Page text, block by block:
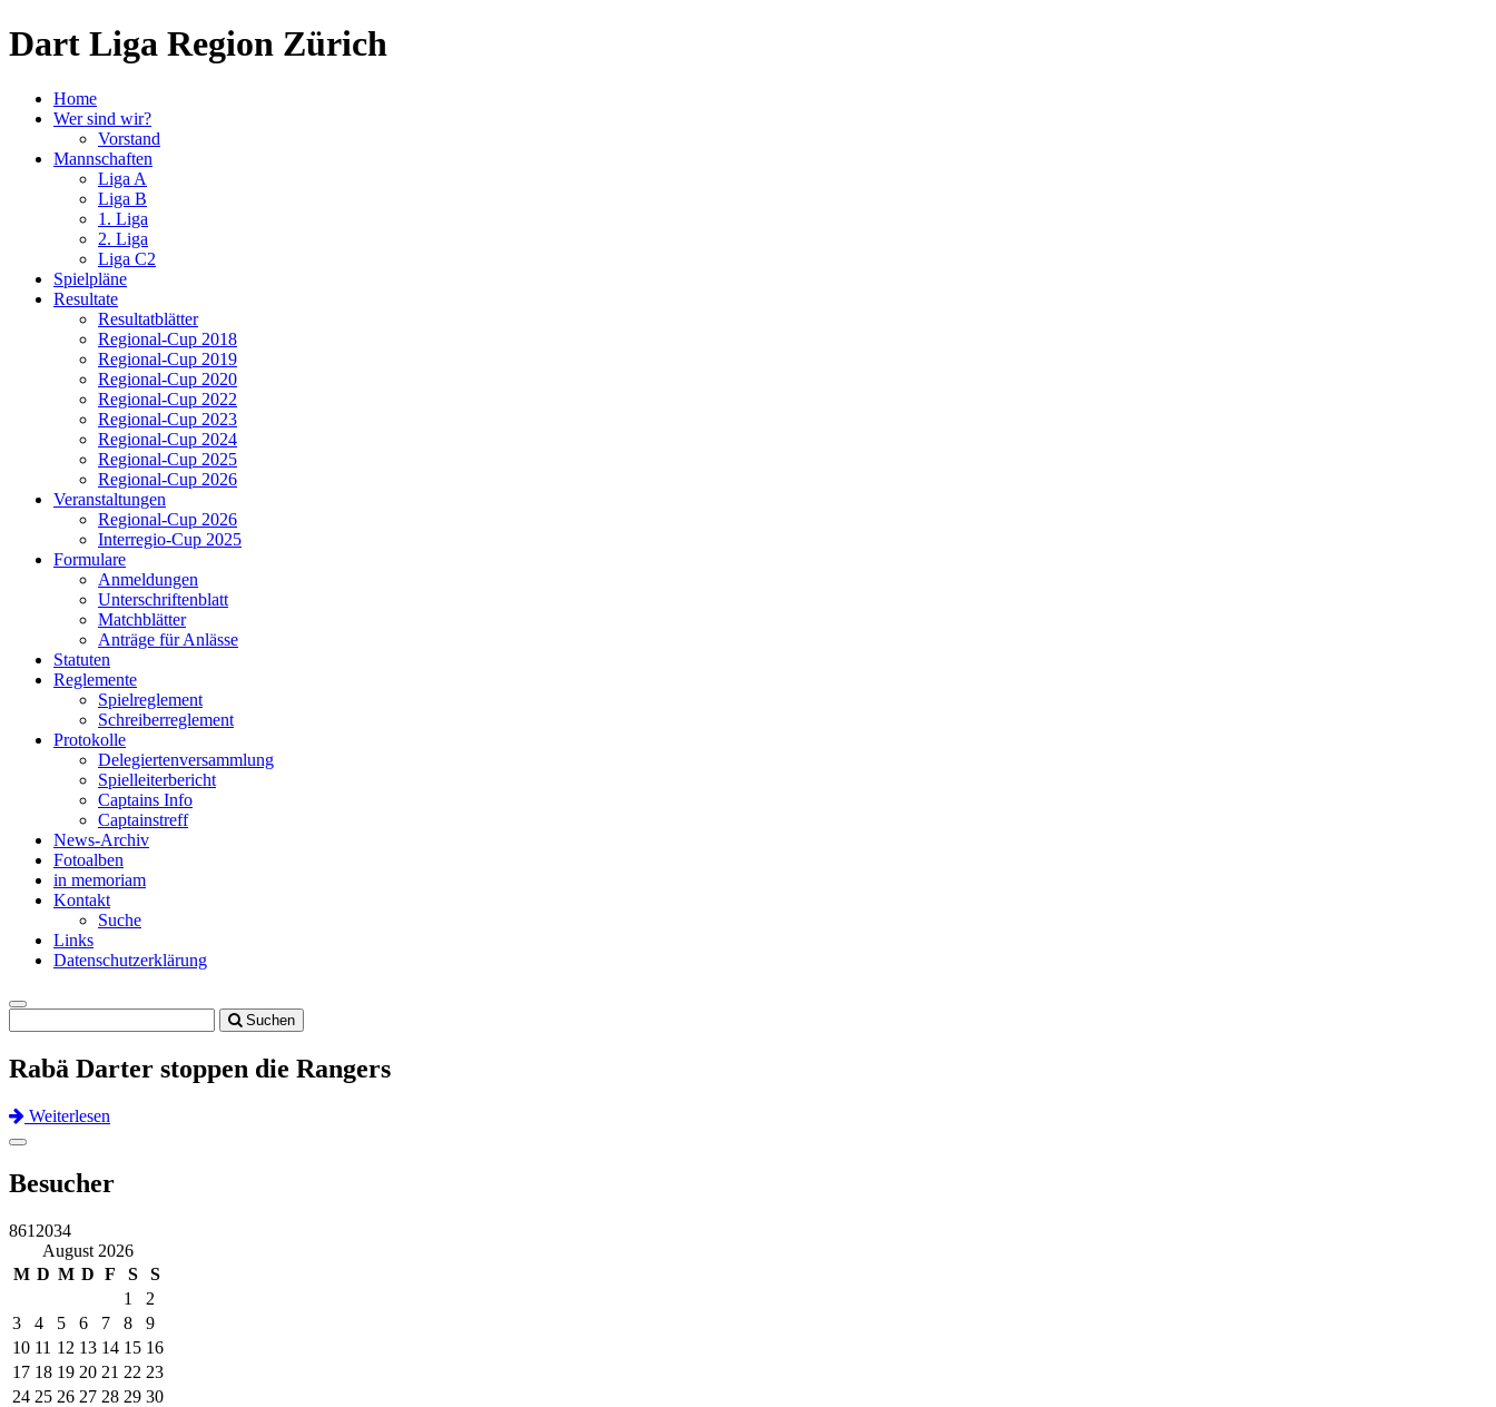
Dart Liga Region Zürich
Home
Wer sind wir?
Vorstand
Mannschaften
Liga A
Liga B
1. Liga
2. Liga
Liga C2
Spielpläne
Resultate
Resultatblätter
Regional-Cup 2018
Regional-Cup 2019
Regional-Cup 2020
Regional-Cup 2022
Regional-Cup 2023
Regional-Cup 2024
Regional-Cup 2025
Regional-Cup 2026
Veranstaltungen
Regional-Cup 2026
Interregio-Cup 2025
Formulare
Anmeldungen
Unterschriftenblatt
Matchblätter
Anträge für Anlässe
Statuten
Reglemente
Spielreglement
Schreiberreglement
Protokolle
Delegiertenversammlung
Spielleiterbericht
Captains Info
Captainstreff
News-Archiv
Fotoalben
in memoriam
Kontakt
Suche
Links
Datenschutzerklärung
Toggle
navigation
Suchen
Rabä Darter stoppen die Rangers
Weiterlesen
Previous
Next
Toggle
Besucher
8612034
August 2026
M D M D F S S
1
2
3
4 5 6 7 8
9
10 11 12 13 14 15 16
17 18 19 20 21 22 23
24 25 26 27 28 29 30